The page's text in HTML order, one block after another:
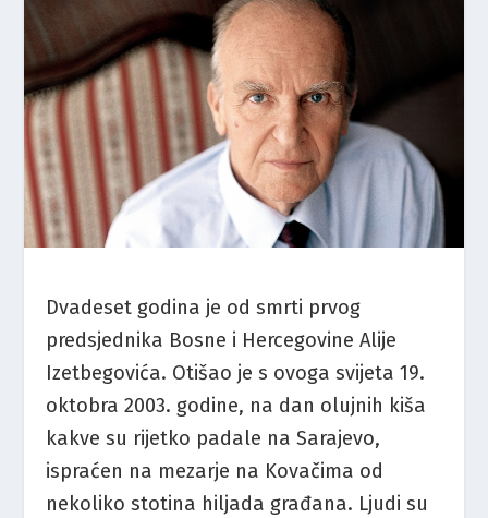
Dvadeset godina je od smrti prvog
predsjednika Bosne i Hercegovine Alije
Izetbegovića. Otišao je s ovoga svijeta 19.
oktobra 2003. godine, na dan olujnih kiša
kakve su rijetko padale na Sarajevo,
ispraćen na mezarje na Kovačima od
nekoliko stotina hiljada građana. Ljudi su